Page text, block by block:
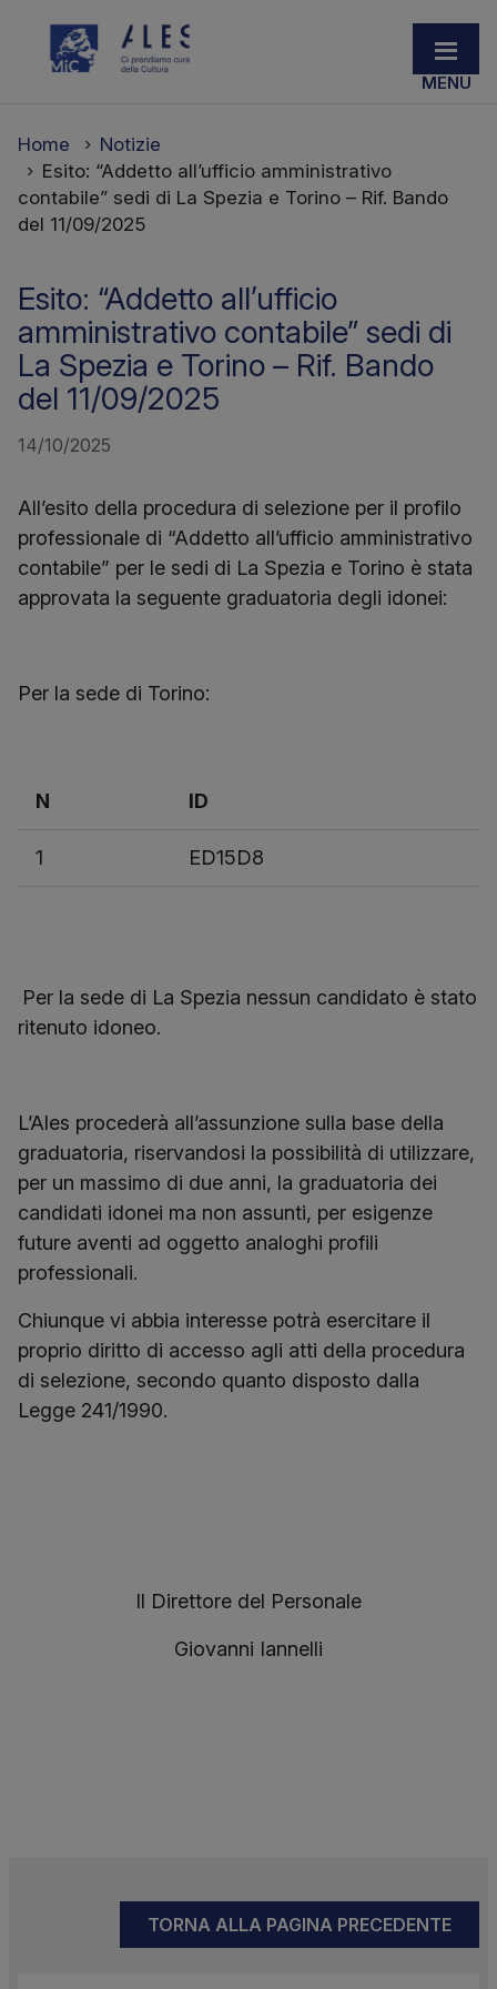
Home
Notizie
Esito: “Addetto all’ufficio amministrativo
contabile” sedi di La Spezia e Torino – Rif. Bando
del 11/09/2025
Esito: “Addetto all’ufficio
amministrativo contabile” sedi di
La Spezia e Torino – Rif. Bando
del 11/09/2025
14/10/2025
All’esito della procedura di selezione per il profilo
professionale di “Addetto all’ufficio amministrativo
contabile” per le sedi di La Spezia e Torino è stata
approvata la seguente graduatoria degli idonei:
Per la sede di Torino:
N ID
1 ED15D8
Per la sede di La Spezia nessun candidato è stato
ritenuto idoneo.
L’Ales procederà all’assunzione sulla base della
graduatoria, riservandosi la possibilità di utilizzare,
per un massimo di due anni, la graduatoria dei
candidati idonei ma non assunti, per esigenze
future aventi ad oggetto analoghi profili
professionali.
Chiunque vi abbia interesse potrà esercitare il
proprio diritto di accesso agli atti della procedura
di selezione, secondo quanto disposto dalla
Legge 241/1990.
Il Direttore del Personale
Giovanni Iannelli
TORNA ALLA PAGINA PRECEDENTE